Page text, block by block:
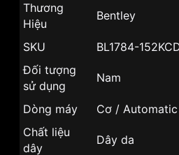
Thương
Hiệu
Bentley
SKU
BL1784-
Đối tượng
sử dụng
Nam
Dòng máy
Cơ / Automatic
Chất liệu
dây
Dây da